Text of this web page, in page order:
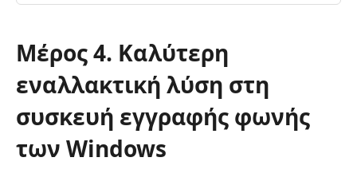
Μέρος 4. Καλύτερη
εναλλακτική λύση στη
συσκευή εγγραφής φωνής
των Windows